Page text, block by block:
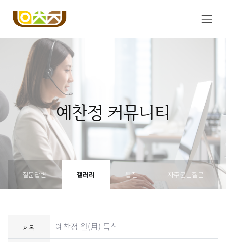
예찬정 커뮤니티
질문답변 갤러리 웹진 자주묻는질문
제목 예찬정 월(月) 특식